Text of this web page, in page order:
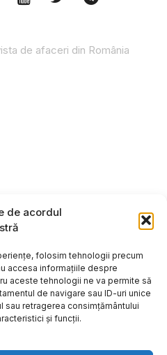
de acordul
folosim tehnologii precum
accesa informațiile despre
aceste tehnologii ne va permite să
de navigare sau ID-uri unice
retragerea consimțământului
și funcții.
de afaceri din România